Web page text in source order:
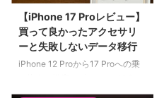
ブラッド監修カメラや、原神をス
トレスなく遊べる「バイパス充
電」など、スペックオタクも納得
の仕上がりを徹底網羅します。
【iPhone 17 Proレビュー】
買って良かったアクセサリ
ーと失敗しないデータ移行
iPhone 12 Proから17 Proへの乗
チップと8倍ズームカメラの体感